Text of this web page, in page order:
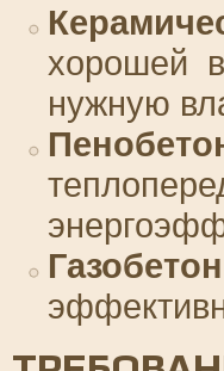
хорошей
нужную
Газобетон